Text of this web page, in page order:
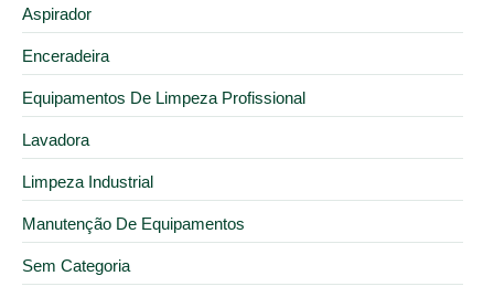
Aspirador
Enceradeira
Equipamentos De Limpeza Profissional
Lavadora
Limpeza Industrial
Manutenção De Equipamentos
Sem Categoria